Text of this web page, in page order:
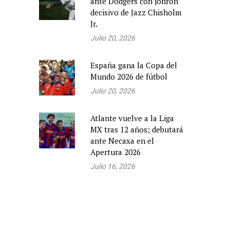
decisivo de Jazz Chisholm
Jr.
Julio 20, 2026
España gana la Copa del
Mundo 2026 de fútbol
Julio 20, 2026
Atlante vuelve a la Liga
MX tras 12 años; debutará
ante Necaxa en el
Apertura 2026
Julio 16, 2026